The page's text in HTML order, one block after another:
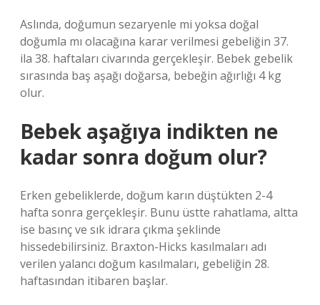
Aslında, doğumun sezaryenle mi yoksa doğal
doğumla mı olacağına karar verilmesi gebeliğin 37.
ila 38. haftaları civarında gerçekleşir. Bebek gebelik
sırasında baş aşağı doğarsa, bebeğin ağırlığı 4 kg
olur.
Bebek aşağıya indikten ne
kadar sonra doğum olur?
Erken gebeliklerde, doğum karın düştükten 2-4
hafta sonra gerçekleşir. Bunu üstte rahatlama, altta
ise basınç ve sık idrara çıkma şeklinde
hissedebilirsiniz. Braxton-Hicks kasılmaları adı
verilen yalancı doğum kasılmaları, gebeliğin 28.
haftasından itibaren başlar.